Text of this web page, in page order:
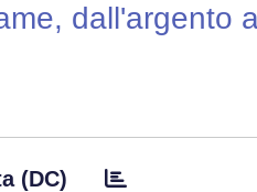
dall'argento
(DC)